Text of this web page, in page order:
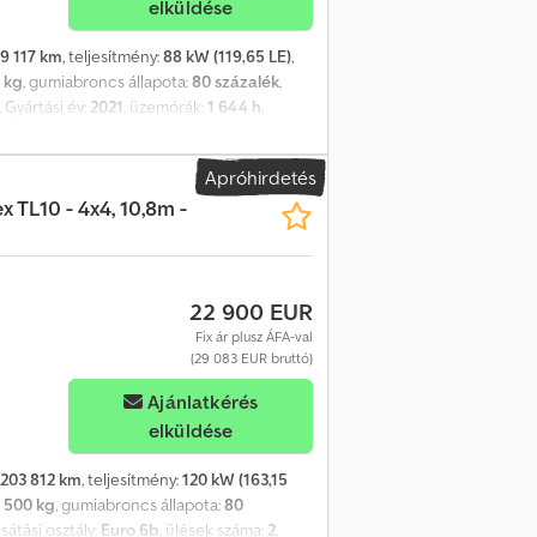
elküldése
9 117 km, teljesítmény:88 kW (119,65 LE),
kg , gumiabroncs állapota:80 százalék
, Gyártási év: 2021 , üzemórák:1 644 h
250 kg Gyártási év: 2021/07
23,5 m Kosár aljának
szerelési tömeg: 3500 kg Üzemanyag: Dízel
1898 Ülések száma: 2 Főbb jellemzők:
Járműleírás: A gép jó állapotban van, a
ár nettó, exportra vonatkozik.
Apróhirdetés
TL10 - 4x4, 10,8m -
22 900 EUR
Fix ár plusz ÁFA-val
(29 083 EUR bruttó)
Ajánlatkérés
elküldése
203 812 km, teljesítmény:120 kW (163,15
500 kg, gumiabroncs állapota:80
osztály: Euro 6b, ülések száma: 2,